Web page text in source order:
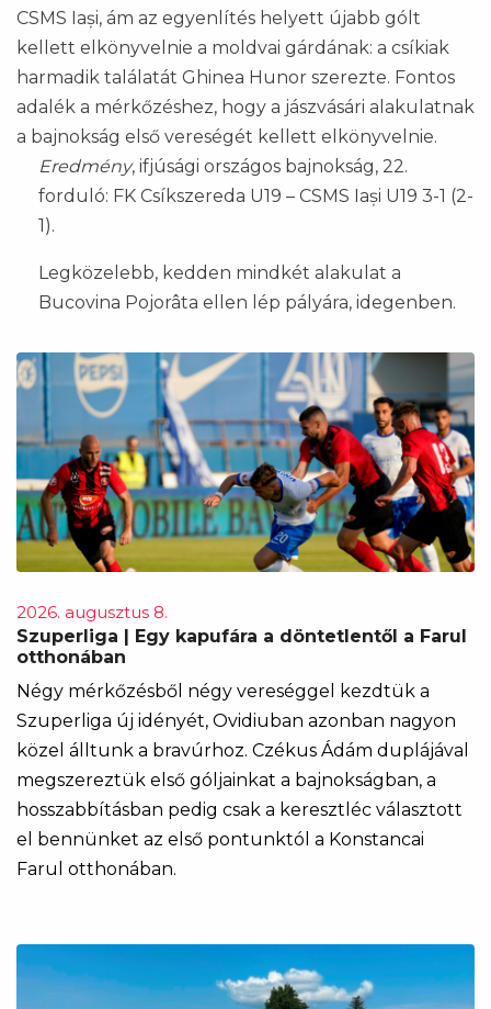
CSMS Iași, ám az egyenlítés helyett újabb gólt
kellett elkönyvelnie a moldvai gárdának: a csíkiak
harmadik találatát Ghinea Hunor szerezte. Fontos
adalék a mérkőzéshez, hogy a jászvásári alakulatnak
a bajnokság első vereségét kellett elkönyvelnie.
Eredmény, ifjúsági országos bajnokság, 22.
forduló: FK Csíkszereda U19 – CSMS Iași U19 3-1 (2-
1).
Legközelebb, kedden mindkét alakulat a
Bucovina Pojorâta ellen lép pályára, idegenben.
2026. augusztus 8.
Szuperliga | Egy kapufára a döntetlentől a Farul
otthonában
Négy mérkőzésből négy vereséggel kezdtük a
Szuperliga új idényét, Ovidiuban azonban nagyon
közel álltunk a bravúrhoz. Czékus Ádám duplájával
megszereztük első góljainkat a bajnokságban, a
hosszabbításban pedig csak a keresztléc választott
el bennünket az első pontunktól a Konstancai
Farul otthonában.